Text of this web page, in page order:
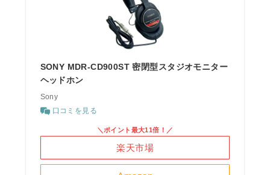
SONY MDR-CD900ST 密閉型スタジオモニター
ヘッドホン
Sony
口コミを見る
＼ポイント最大11倍！／
楽天市場